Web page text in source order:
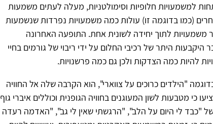
למשמעויות חלופיות וסימולטניות, מעלה לעתים משמעות
(כמו בדוגמה זו) עולות כמה משמעויות נפרדות שנשמעות
לתוך יחידה לשונית אחת. התופעה האחרונה
היתר של רכיבי החלום על ידי ריבוי של גורמים בחיי
להיות כמה הצדקות ולכן גם כמה פרשנויות.
"הילדים כרוכים על צווארי", הוא הקִרבה שלה אל החוויה
כי מטבעות לשון המעוגנים בחוויה הגופנית וכוללים איברי גוף
"כבד לי היום על הלב", "הרגשתי שאין לי גב", "האדמה רעדה